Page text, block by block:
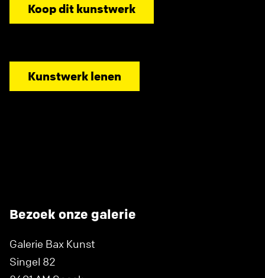
Koop dit kunstwerk
Kunstwerk lenen
Bezoek onze galerie
Galerie Bax Kunst
Singel 82